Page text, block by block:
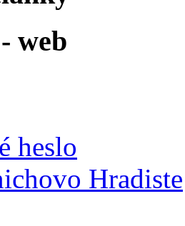
web
heslo
Hradiste